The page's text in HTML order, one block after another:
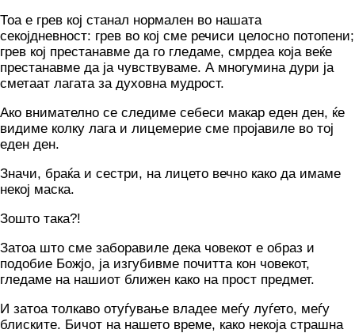
Тоа е грев кој станал нормален во нашата
секојдневност: грев во кој сме речиси целосно потопени;
грев кој престанавме да го гледаме, смрдеа која веќе
престанавме да ја чувствуваме. А многумина дури ја
сметаат лагата за духовна мудрост.
Ако внимателно се следиме себеси макар еден ден, ќе
видиме колку лага и лицемерие сме пројавиле во тој
еден ден.
Значи, браќа и сестри, на лицето вечно како да имаме
некој маска.
Зошто така?!
Затоа што сме заборавиле дека човекот е образ и
подобие Божјо, ја изгубивме почитта кон човекот,
гледаме на нашиот ближен како на прост предмет.
И затоа толкаво отуѓување владее меѓу луѓето, меѓу
блиските. Бичот на нашето време, како некоја страшна